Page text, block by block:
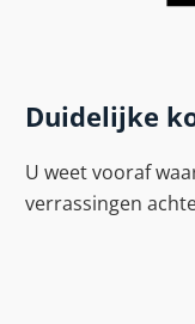
Duidelijke
U weet vooraf
verrassingen